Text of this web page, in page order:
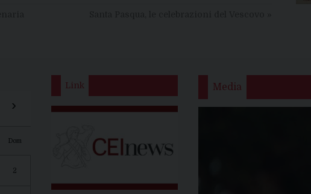
›
Dom
2
Link Media